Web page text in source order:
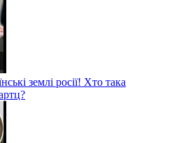
землі росії! Хто така